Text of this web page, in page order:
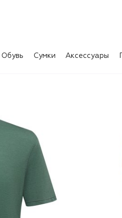
Обувь Сумки Аксессуары